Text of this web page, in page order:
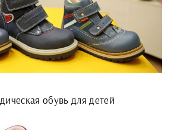
обувь для детей